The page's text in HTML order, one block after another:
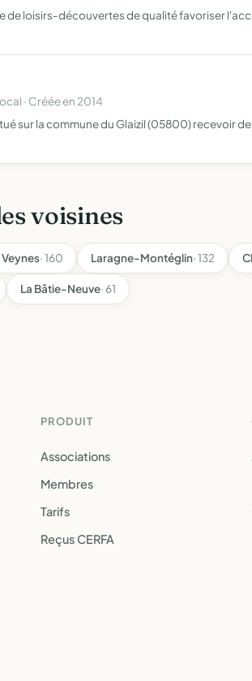
loisirs-découvertes de qualité favoriser
· Créée en 2014
sur la commune du Glaizil (05800) recevoir
voisines
Veynes· 160 Laragne-Montéglin· 132
La Bâtie-Neuve· 61
PRODUIT
Associations
Membres
Tarifs
Reçus CERFA